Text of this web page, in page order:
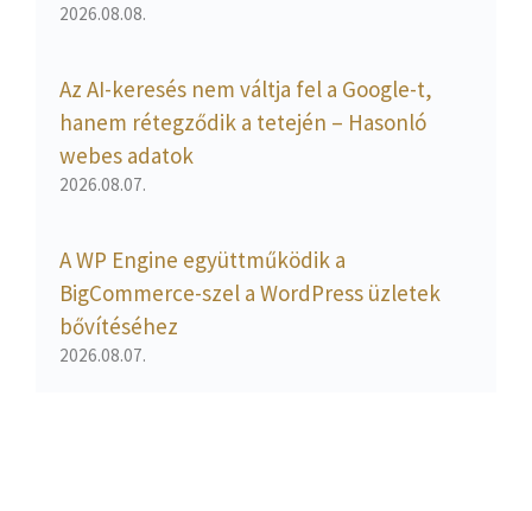
2026.08.08.
Az AI-keresés nem váltja fel a Google-t,
hanem rétegződik a tetején – Hasonló
webes adatok
2026.08.07.
A WP Engine együttműködik a
BigCommerce-szel a WordPress üzletek
bővítéséhez
2026.08.07.